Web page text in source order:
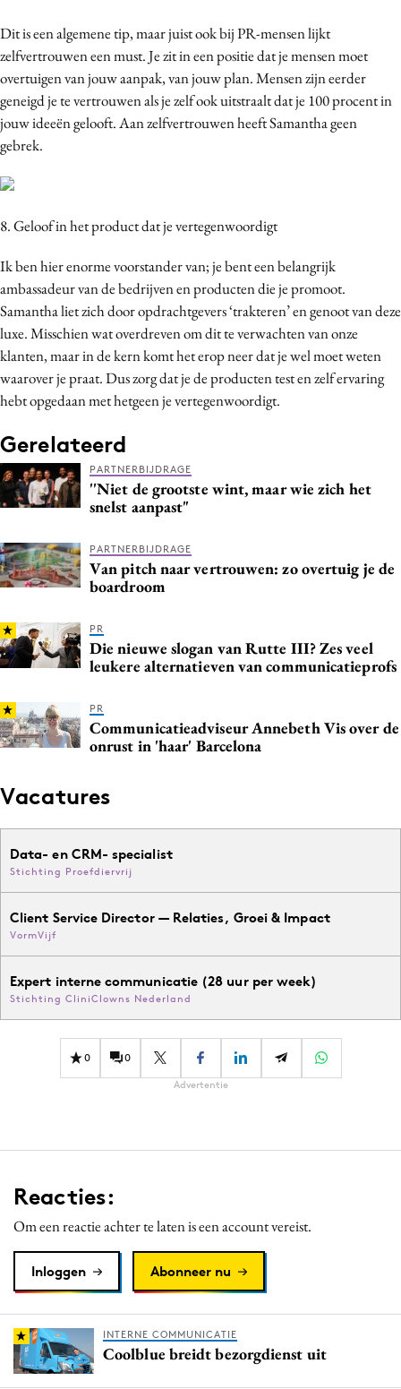
Dit is een algemene tip, maar juist ook bij PR-mensen lijkt
zelfvertrouwen een must. Je zit in een positie dat je mensen moet
overtuigen van jouw aanpak, van jouw plan. Mensen zijn eerder
geneigd je te vertrouwen als je zelf ook uitstraalt dat je 100 procent in
jouw ideeën gelooft. Aan zelfvertrouwen heeft Samantha geen
gebrek.
8. Geloof in het product dat je vertegenwoordigt
Ik ben hier enorme voorstander van; je bent een belangrijk
ambassadeur van de bedrijven en producten die je promoot.
Samantha liet zich door opdrachtgevers ‘trakteren’ en genoot van deze
luxe. Misschien wat overdreven om dit te verwachten van onze
klanten, maar in de kern komt het erop neer dat je wel moet weten
waarover je praat. Dus zorg dat je de producten test en zelf ervaring
hebt opgedaan met hetgeen je vertegenwoordigt.
Gerelateerd
PARTNERBIJDRAGE
''Niet de grootste wint, maar wie zich het
snelst aanpast"
PARTNERBIJDRAGE
Van pitch naar vertrouwen: zo overtuig je de
boardroom
PR
Die nieuwe slogan van Rutte III? Zes veel
leukere alternatieven van communicatieprofs
PR
Communicatieadviseur Annebeth Vis over de
onrust in 'haar' Barcelona
Vacatures
Data- en CRM- specialist
Stichting Proefdiervrij
Client Service Director — Relaties, Groei & Impact
VormVijf
Expert interne communicatie (28 uur per week)
Stichting CliniClowns Nederland
0 0
Advertentie
Reacties:
Om een reactie achter te laten is een account vereist.
Inloggen Abonneer nu
INTERNE COMMUNICATIE
Coolblue breidt bezorgdienst uit